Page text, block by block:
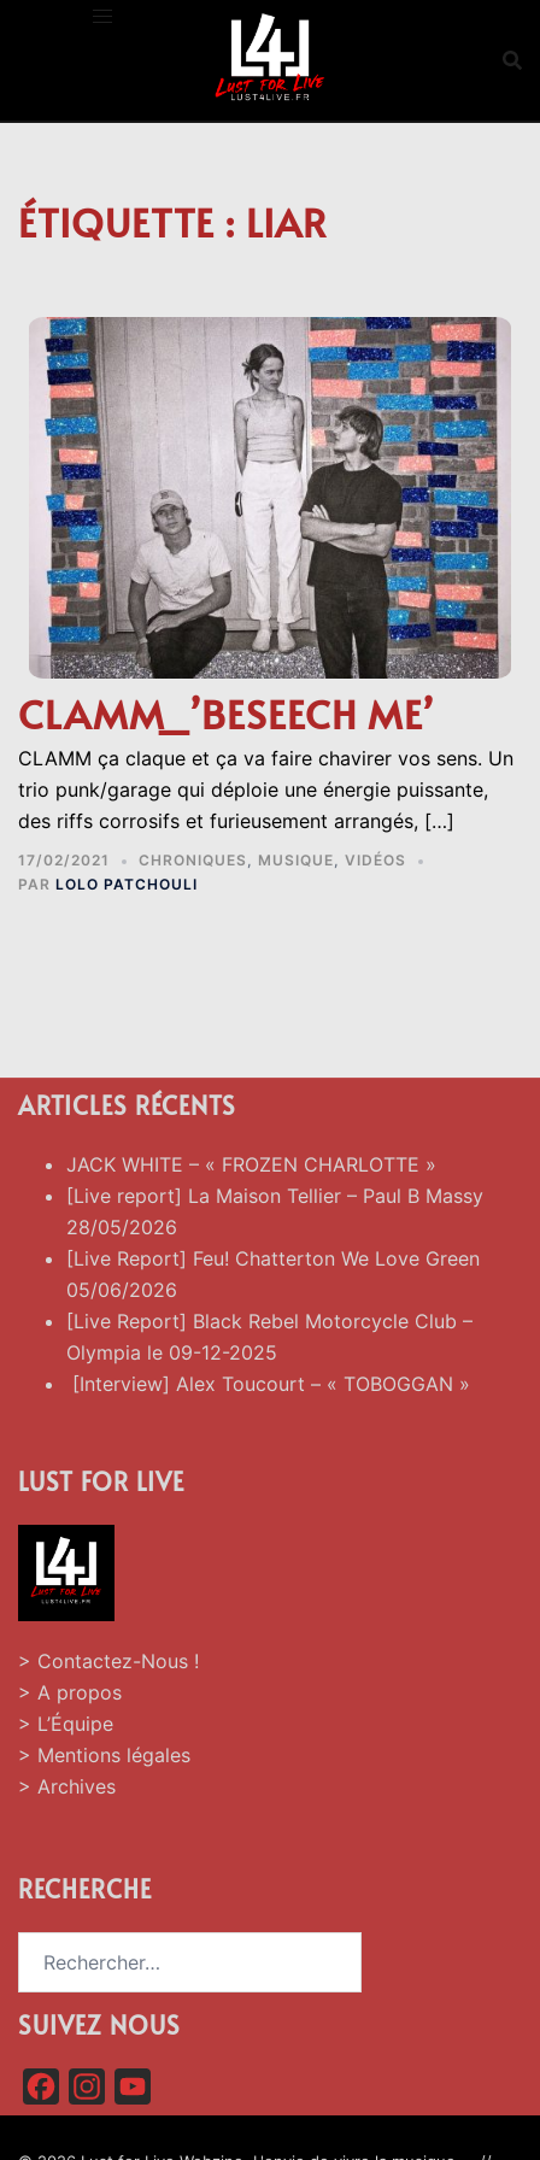
ÉTIQUETTE : LIAR
CLAMM_’BESEECH ME’
CLAMM ça claque et ça va faire chavirer vos sens. Un
trio punk/garage qui déploie une énergie puissante,
des riffs corrosifs et furieusement arrangés, […]
17/02/2021 CHRONIQUES , MUSIQUE, VIDÉOS
PAR LOLO PATCHOULI
ARTICLES RÉCENTS
JACK WHITE – « FROZEN CHARLOTTE »
[Live report] La Maison Tellier – Paul B Massy
28/05/2026
[Live Report] Feu! Chatterton We Love Green
05/06/2026
[Live Report] Black Rebel Motorcycle Club –
Olympia le 09-12-2025
[Interview] Alex Toucourt – « TOBOGGAN »
LUST FOR LIVE
> Contactez-Nous !
> A propos
> L’Équipe
> Mentions légales
> Archives
RECHERCHE
SUIVEZ NOUS
a
n
o